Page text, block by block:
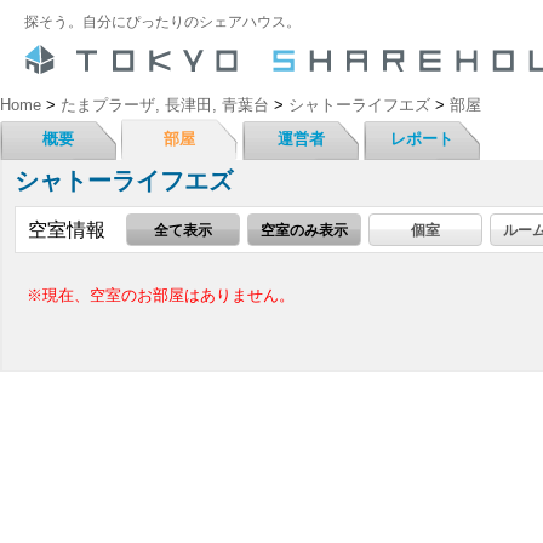
探そう。自分にぴったりのシェアハウス。
Home > たまプラーザ, 長津田, 青葉台 > シャトーライフエズ > 部屋
概要
部屋 運営者 レポート
シャトーライフエズ
空室情報 全て表示 空室のみ表示 個室 ルー
※現在、空室のお部屋はありません。